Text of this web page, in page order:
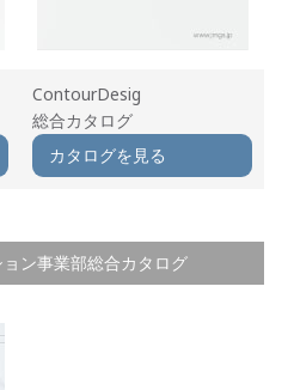
ContourDesig
総合カタログ
カタログを見る
ン事業部総合カタログ